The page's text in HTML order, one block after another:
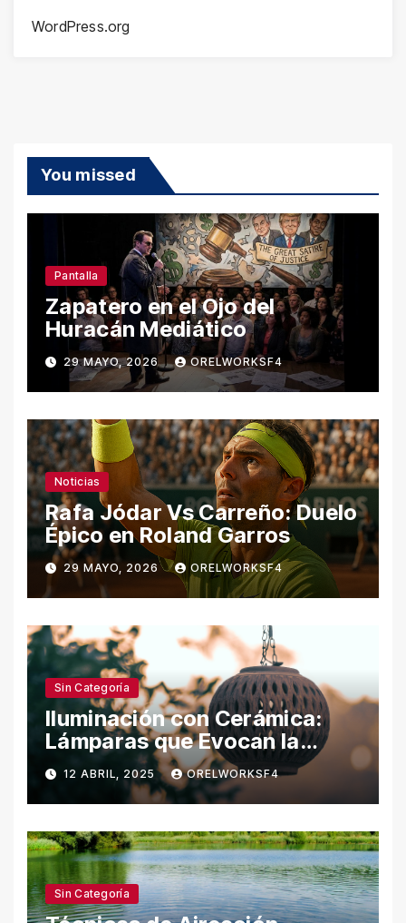
WordPress.org
You missed
Pantalla
Zapatero en el Ojo del
Huracán Mediático
29 MAYO, 2026 ORELWORKSF4
Noticias
Rafa Jódar Vs Carreño: Duelo
Épico en Roland Garros
29 MAYO, 2026 ORELWORKSF4
Sin Categoría
Iluminación con Cerámica:
Lámparas que Evocan la
Naturaleza
12 ABRIL, 2025 ORELWORKSF4
Sin Categoría